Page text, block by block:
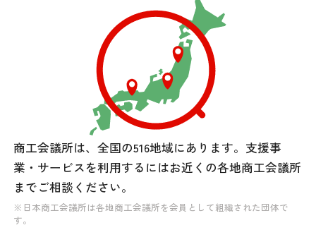
商工会議所は、全国の516地域にあります。 支援事
業・サービスを利用するにはお近くの各地商工会議所
までご相談ください。
※日本商工会議所は各地商工会議所を会員として組織された団体で
す。